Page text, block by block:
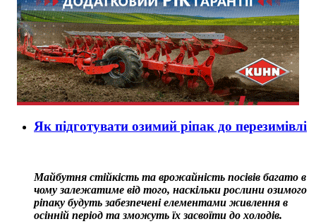
Як підготувати озимий ріпак до перезимівлі
Майбутня стійкість та врожайність посівів багато в
чому залежатиме від того, наскільки рослини озимого
ріпаку будуть забезпечені елементами живлення в
осінній період та зможуть їх засвоїти до холодів.